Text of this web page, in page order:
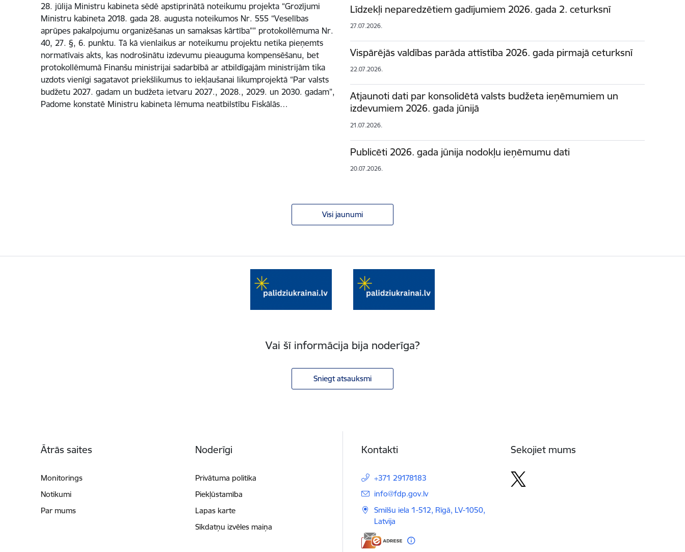
28. jūlija Ministru kabineta sēdē apstiprinātā noteikumu projekta “Grozījumi
Ministru kabineta 2018. gada 28. augusta noteikumos Nr. 555 “Veselības
aprūpes pakalpojumu organizēšanas un samaksas kārtība”” protokollēmuma Nr.
40, 27. §, 6. punktu. Tā kā vienlaikus ar noteikumu projektu netika pieņemts
normatīvais akts, kas nodrošinātu izdevumu pieauguma kompensēšanu, bet
protokollēmumā Finanšu ministrijai sadarbībā ar atbildīgajām ministrijām tika
uzdots vienīgi sagatavot priekšlikumus to iekļaušanai likumprojektā “Par valsts
budžetu 2027. gadam un budžeta ietvaru 2027., 2028., 2029. un 2030. gadam”,
Padome konstatē Ministru kabineta lēmuma neatbilstību Fiskālās…
Līdzekļi neparedzētiem gadījumiem 2026. gada 2. ceturksnī
27.07.2026.
Vispārējās valdības parāda attīstība 2026. gada pirmajā ceturksnī
22.07.2026.
Atjaunoti dati par konsolidētā valsts budžeta ieņēmumiem un
izdevumiem 2026. gada jūnijā
21.07.2026.
Publicēti 2026. gada jūnija nodokļu ieņēmumu dati
20.07.2026.
Visi jaunumi
Vai šī informācija bija noderīga?
Sniegt atsauksmi
Ātrās saites
Monitorings
Notikumi
Par mums
Noderīgi
Privātuma politika
Piekļūstamība
Lapas karte
Sīkdatņu izvēles maiņa
Kontakti
+371 29178183
E-pasts:
info@fdp.gov.lv
Smilšu iela 1-512, Rīgā, LV-1050,
Latvija
Sekojiet mums